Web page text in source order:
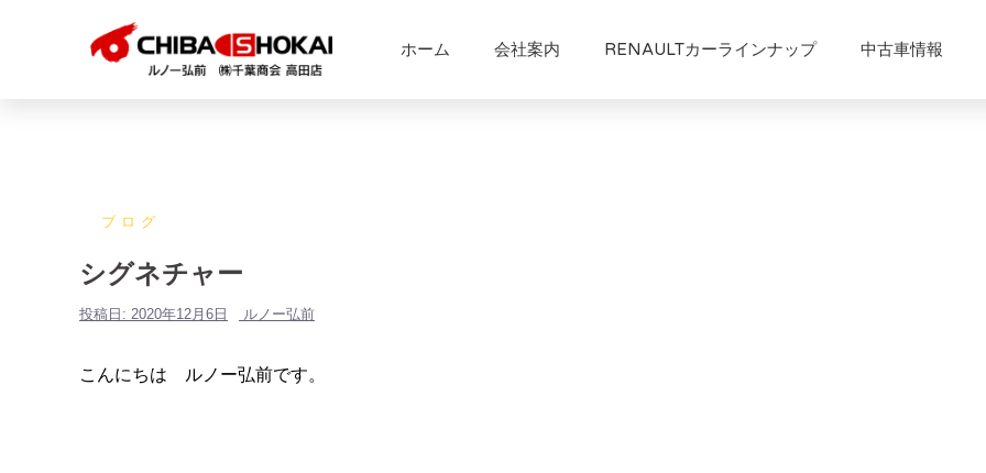
ホーム 会社案内 RENAULTカーラインナップ 中古車情報
ブログ
シグネチャー
投稿日: 2020年12月6日 ルノー弘前
こんにちは ルノー弘前です。